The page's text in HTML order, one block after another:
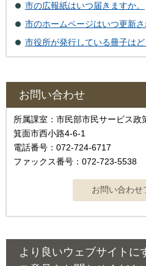
市の広報紙はいつ届きますか。
市のホームページはいつ更新さ
市役所が発行している冊子は
お問い合わせ
所属課室：市民部市民サービス
箕面市西小路4‐6‐1
電話番号：072-724-6717
ファックス番号：072-723-5538
より良いウェブサイトに